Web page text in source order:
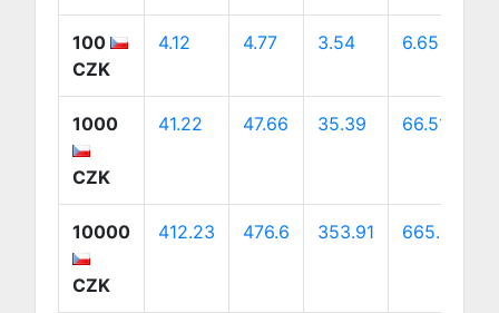
100
CZK
4.12 4.77 3.54 6.65
1000
CZK
41.22 47.66 35.39 66.51
10000
CZK
412.23 476.6 353.91 665.07